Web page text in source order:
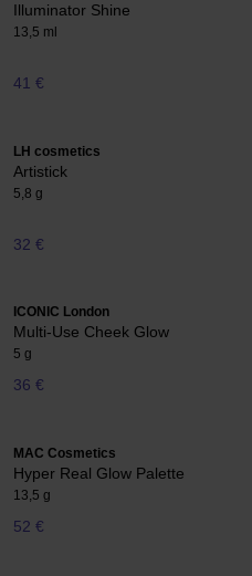
Illuminator Shine
13,5 ml
41 €
LH cosmetics
Artistick
5,8 g
32 €
ICONIC London
Multi-Use Cheek Glow
5 g
36 €
MAC Cosmetics
Hyper Real Glow Palette
13,5 g
52 €